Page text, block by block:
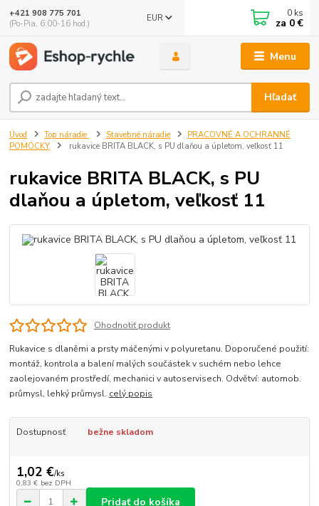
Menu
EUR
Hľadať
+421 908 775 701
(Po-Pia, 6:00-16 hod.)
0 ks
za 0 €
Úvod Top náradie Stavebné náradie
PRACOVNÉ A OCHRANNÉ
POMÓCKY
rukavice BRITA BLACK, s PU dlaňou a úpletom, veľkosť 11
rukavice BRITA BLACK, s PU
dlaňou a úpletom, veľkosť 11
Ohodnotiť produkt
Rukavice s dlaněmi a prsty máčenými v polyuretanu. Doporučené použití:
montáž, kontrola a balení malých součástek v suchém nebo lehce
zaolejovaném prostředí, mechanici v autoservisech. Odvětví: automob.
průmysl, lehký průmysl. celý popis
Dostupnosť bežne skladom
1,02 €/ks
0,83 € bez DPH
Pridať do košíka